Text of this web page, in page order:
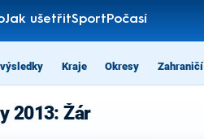
Jak ušetřitSportPočasí
Kraje Okresy Zahraničí
2013: Žár